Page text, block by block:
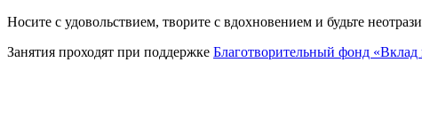
Носите с удовольствием, творите с вдохновением и будьте
Занятия проходят при поддержке Благотворительный фонд «Вклад